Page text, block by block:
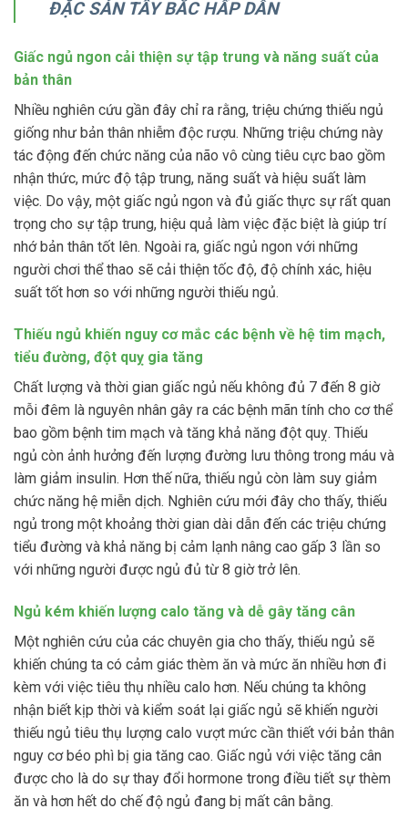
ĐẶC SẢN TÂY BẮC HẤP DẪN
Giấc ngủ ngon cải thiện sự tập trung và năng suất của
bản thân
Nhiều nghiên cứu gần đây chỉ ra rằng, triệu chứng thiếu ngủ
giống như bản thân nhiễm độc rượu. Những triệu chứng này
tác động đến chức năng của não vô cùng tiêu cực bao gồm
nhận thức, mức độ tập trung, năng suất và hiệu suất làm
việc. Do vậy, một giấc ngủ ngon và đủ giấc thực sự rất quan
trọng cho sự tập trung, hiệu quả làm việc đặc biệt là giúp trí
nhớ bản thân tốt lên. Ngoài ra, giấc ngủ ngon với những
người chơi thể thao sẽ cải thiện tốc độ, độ chính xác, hiệu
suất tốt hơn so với những người thiếu ngủ.
Thiếu ngủ khiến nguy cơ mắc các bệnh về hệ tim mạch,
tiểu đường, đột quỵ gia tăng
Chất lượng và thời gian giấc ngủ nếu không đủ 7 đến 8 giờ
mỗi đêm là nguyên nhân gây ra các bệnh mãn tính cho cơ thể
bao gồm bệnh tim mạch và tăng khả năng đột quỵ. Thiếu
ngủ còn ảnh hưởng đến lượng đường lưu thông trong máu và
làm giảm insulin. Hơn thế nữa, thiếu ngủ còn làm suy giảm
chức năng hệ miễn dịch. Nghiên cứu mới đây cho thấy, thiếu
ngủ trong một khoảng thời gian dài dẫn đến các triệu chứng
tiểu đường và khả năng bị cảm lạnh nâng cao gấp 3 lần so
với những người được ngủ đủ từ 8 giờ trở lên.
Ngủ kém khiến lượng calo tăng và dễ gây tăng cân
Một nghiên cứu của các chuyên gia cho thấy, thiếu ngủ sẽ
khiến chúng ta có cảm giác thèm ăn và mức ăn nhiều hơn đi
kèm với việc tiêu thụ nhiều calo hơn. Nếu chúng ta không
nhận biết kịp thời và kiểm soát lại giấc ngủ sẽ khiến người
thiếu ngủ tiêu thụ lượng calo vượt mức cần thiết với bản thân
nguy cơ béo phì bị gia tăng cao. Giấc ngủ với việc tăng cân
được cho là do sự thay đổi hormone trong điều tiết sự thèm
ăn và hơn hết do chế độ ngủ đang bị mất cân bằng.